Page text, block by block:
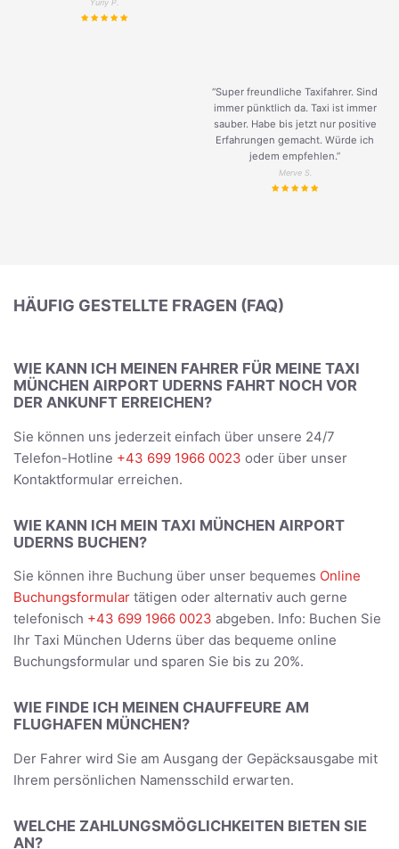
“Super freundliche Taxifahrer. Sind
immer pünktlich da. Taxi ist immer
sauber. Habe bis jetzt nur positive
Erfahrungen gemacht. Würde ich
jedem empfehlen.”
Merve S.
HÄUFIG GESTELLTE FRAGEN (FAQ)
WIE KANN ICH MEINEN FAHRER FÜR MEINE TAXI
MÜNCHEN AIRPORT UDERNS FAHRT NOCH VOR
DER ANKUNFT ERREICHEN?
Sie können uns jederzeit einfach über unsere 24/7
Telefon-Hotline +43 699 1966 0023 oder über unser
Kontaktformular erreichen.
WIE KANN ICH MEIN TAXI MÜNCHEN AIRPORT
UDERNS BUCHEN?
Sie können ihre Buchung über unser bequemes Online
Buchungsformular tätigen oder alternativ auch gerne
telefonisch +43 699 1966 0023 abgeben. Info: Buchen Sie
Ihr Taxi München Uderns über das bequeme online
Buchungsformular und sparen Sie bis zu 20%.
WIE FINDE ICH MEINEN CHAUFFEURE AM
FLUGHAFEN MÜNCHEN?
Der Fahrer wird Sie am Ausgang der Gepäcksausgabe mit
Ihrem persönlichen Namensschild erwarten.
WELCHE ZAHLUNGSMÖGLICHKEITEN BIETEN SIE
AN?